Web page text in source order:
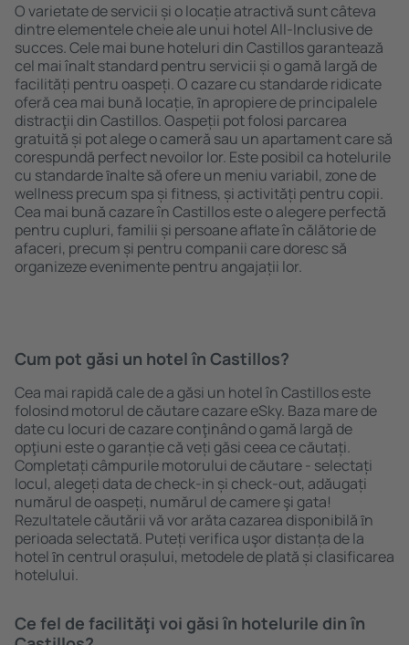
O varietate de servicii și o locație atractivă sunt câteva
dintre elementele cheie ale unui hotel All-Inclusive de
succes. Cele mai bune hoteluri din Castillos garantează
cel mai înalt standard pentru servicii și o gamă largă de
facilități pentru oaspeți. O cazare cu standarde ridicate
oferă cea mai bună locație, ȋn apropiere de principalele
distracţii din Castillos. Oaspeții pot folosi parcarea
gratuită și pot alege o cameră sau un apartament care să
corespundă perfect nevoilor lor. Este posibil ca hotelurile
cu standarde ȋnalte să ofere un meniu variabil, zone de
wellness precum spa și fitness, și activități pentru copii.
Cea mai bună cazare în Castillos este o alegere perfectă
pentru cupluri, familii și persoane aflate în călătorie de
afaceri, precum și pentru companii care doresc să
organizeze evenimente pentru angajații lor.
Cum pot găsi un hotel în Castillos?
Cea mai rapidă cale de a găsi un hotel în Castillos este
folosind motorul de căutare cazare eSky. Baza mare de
date cu locuri de cazare conţinând o gamă largă de
opţiuni este o garanție că veți găsi ceea ce căutați.
Completați câmpurile motorului de căutare - selectați
locul, alegeți data de check-in și check-out, adăugați
numărul de oaspeți, numărul de camere şi gata!
Rezultatele căutării vă vor arăta cazarea disponibilă ȋn
perioada selectată. Puteți verifica uşor distanța de la
hotel ȋn centrul orașului, metodele de plată și clasificarea
hotelului.
Ce fel de facilităţi voi găsi ȋn hotelurile din în